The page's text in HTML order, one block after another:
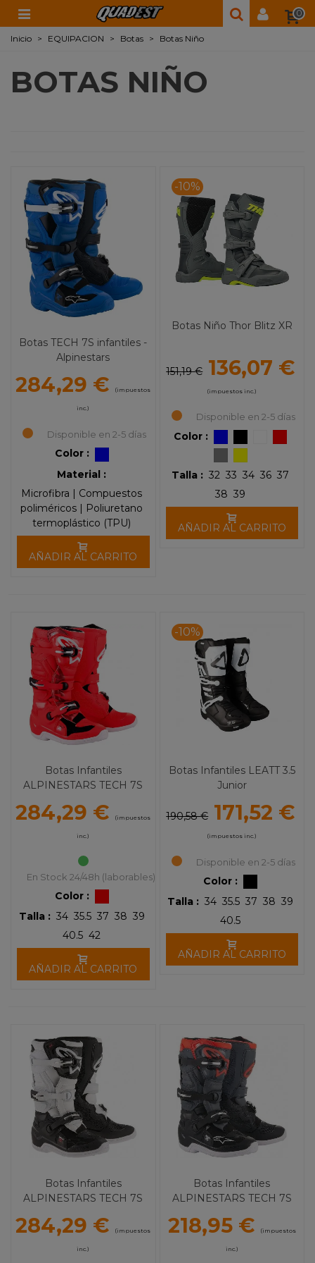
0
Inicio > EQUIPACION > Botas > Botas Niño
BOTAS NIÑO
Botas TECH 7S infantiles -
Alpinestars
284,29 € (impuestos
inc.)
Disponible en 2-5 días
Color :
Material :
Microfibra | Compuestos
poliméricos | Poliuretano
termoplástico (TPU)
AÑADIR AL CARRITO
-10%
Botas Niño Thor Blitz XR
151,19 € 136,07 €
(impuestos inc.)
Disponible en 2-5 días
Color :
Talla : 32 33 34 36 37
38 39
AÑADIR AL CARRITO
Botas Infantiles
ALPINESTARS TECH 7S
284,29 € (impuestos
inc.)
En Stock 24/48h (laborables)
Color :
Talla : 34 35.5 37 38 39
40.5 42
AÑADIR AL CARRITO
-10%
Botas Infantiles LEATT 3.5
Junior
190,58 € 171,52 €
(impuestos inc.)
Disponible en 2-5 días
Color :
Talla : 34 35.5 37 38 39
40.5
AÑADIR AL CARRITO
Botas Infantiles
ALPINESTARS TECH 7S
284,29 € (impuestos
inc.)
Botas Infantiles
ALPINESTARS TECH 7S
218,95 € (impuestos
inc.)